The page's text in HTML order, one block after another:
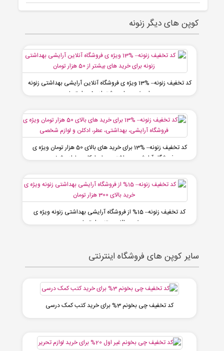
کوپن های دیگر زنونه
کد تخفیف زنونه– %13 ویژه ی فروشگاه آنلاین آرایشی بهداشتی زنونه
برای خرید های بیشتر از 50 هزار تومان
کد تخفیف زنونه– %13 برای خرید های بالای 50 هزار تومان ویژه ی
فروشگاه آرایشی، بهداشتی، عطر، ادکلن و لوازم شخصی
کد تخفیف زنونه– 15% از فروشگاه آرایشی بهداشتی زنونه ویژه ی
خرید بالای 300 هزار تومان
سایر کوپن های فروشگاه اینترنتی
کد تخفیف چی بخونم 3% برای خرید کتب کمک درسی